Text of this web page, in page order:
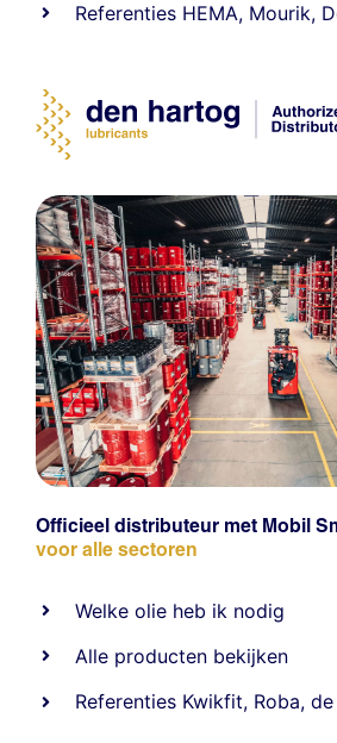
Referenties HEMA, Mourik,
Officieel distributeur met Mobil
voor alle sectoren
Welke olie heb ik nodig
Alle producten bekijken
Referenties Kwikfit, Roba,